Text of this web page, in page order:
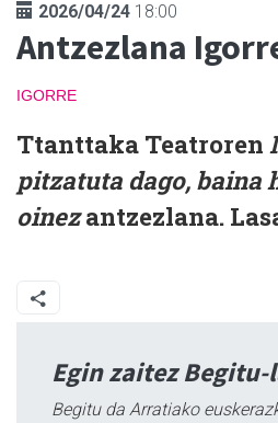
2026/04/24 18:00
Antzezlana
IGORRE
Ttanttaka Teatroren
pitzatuta dago, baina
oinezantzezlana.
Egin zaitez
Begitu da Arratiako